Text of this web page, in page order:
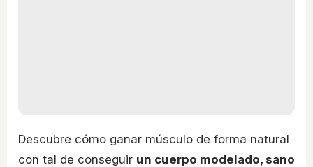
Descubre cómo ganar músculo de forma natural
con tal de conseguir un cuerpo modelado, sano